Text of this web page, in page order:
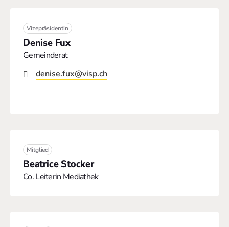
Vizepräsidentin
Denise Fux
Gemeinderat
denise.fux@visp.ch
Mitglied
Beatrice Stocker
Co. Leiterin Mediathek